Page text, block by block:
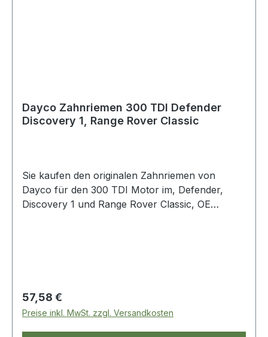
Dayco Zahnriemen 300 TDI Defender
Discovery 1, Range Rover Classic
Sie kaufen den originalen Zahnriemen von
Dayco für den 300 TDI Motor im, Defender,
Discovery 1 und Range Rover Classic, OE
Regulärer Preis:
57,58 €
Preise inkl. MwSt. zzgl. Versandkosten